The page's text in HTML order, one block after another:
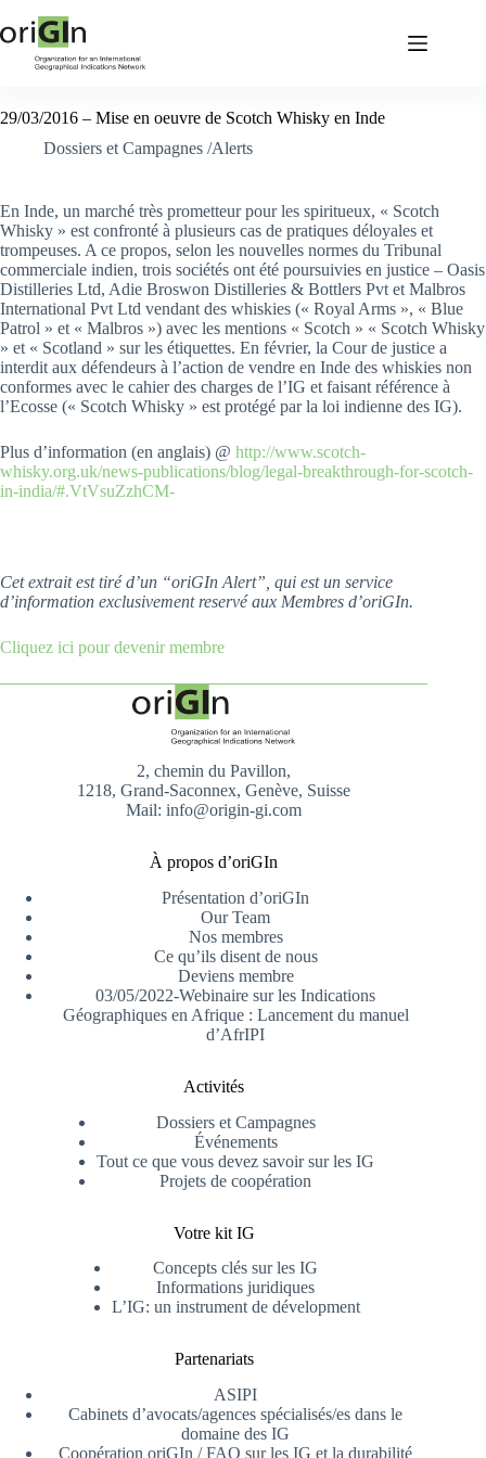
29/03/2016 – Mise en oeuvre de Scotch Whisky en Inde
Dossiers et Campagnes /Alerts
En Inde, un marché très prometteur pour les spiritueux, « Scotch
Whisky » est confronté à plusieurs cas de pratiques déloyales et
trompeuses. A ce propos, selon les nouvelles normes du Tribunal
commerciale indien, trois sociétés ont été poursuivies en justice – Oasis
Distilleries Ltd, Adie Broswon Distilleries & Bottlers Pvt et Malbros
International Pvt Ltd vendant des whiskies (« Royal Arms », « Blue
Patrol » et « Malbros ») avec les mentions « Scotch » « Scotch Whisky
» et « Scotland » sur les étiquettes. En février, la Cour de justice a
interdit aux défendeurs à l’action de vendre en Inde des whiskies non
conformes avec le cahier des charges de l’IG et faisant référence à
l’Ecosse (« Scotch Whisky » est protégé par la loi indienne des IG).
Plus d’information (en anglais) @ http://www.scotch-
whisky.org.uk/news-publications/blog/legal-breakthrough-for-scotch-
in-india/#.VtVsuZzhCM-
Cet extrait est tiré d’un “oriGIn Alert”, qui est un service
d’information exclusivement reservé aux Membres d’oriGIn.
Cliquez ici pour devenir membre
2, chemin du Pavillon,
1218, Grand-Saconnex, Genève, Suisse
Mail: info@origin-gi.com
À propos d’oriGIn
Présentation d’oriGIn
Our Team
Nos membres
Ce qu’ils disent de nous
Deviens membre
03/05/2022-Webinaire sur les Indications
Géographiques en Afrique : Lancement du manuel
d’AfrIPI
Activités
Dossiers et Campagnes
Événements
Tout ce que vous devez savoir sur les IG
Projets de coopération
Votre kit IG
Concepts clés sur les IG
Informations juridiques
L’IG: un instrument de dévelopment
Partenariats
ASIPI
Cabinets d’avocats/agences spécialisés/es dans le
domaine des IG
Coopération oriGIn / FAO sur les IG et la durabilité